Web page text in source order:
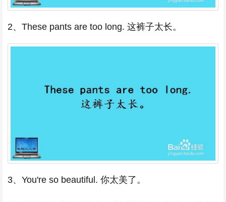
2、These pants are too long. 这裤子太长。
3、You're so beautiful. 你太美了。